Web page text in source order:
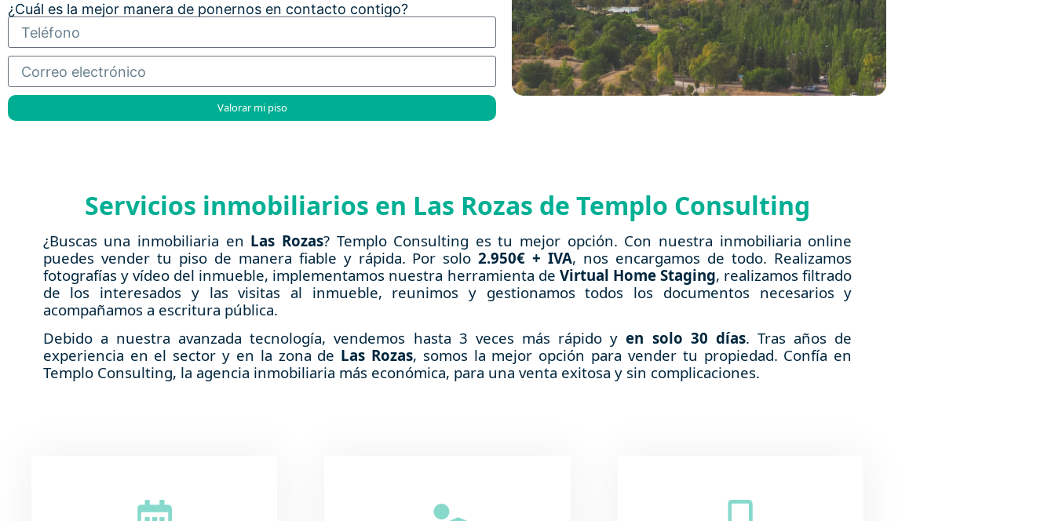
¿Cuál es la mejor manera de ponernos en contacto contigo?
Valorar mi piso
Servicios inmobiliarios en Las Rozas de Templo Consulting
¿Buscas una inmobiliaria en Las Rozas? Templo Consulting es tu mejor opción. Con nuestra inmobiliaria online
puedes vender tu piso de manera fiable y rápida. Por solo2.950€ + IVA, nos encargamos de todo. Realizamos
fotografías y vídeo del inmueble, implementamos nuestra herramienta de Virtual Home Staging, realizamos filtrado
de los interesados y las visitas al inmueble, reunimos y gestionamos todos los documentos necesarios y
acompañamos a escritura pública.
Debido a nuestra avanzada tecnología, vendemos hasta 3 veces más rápido yen solo 30 días. Tras años de
experiencia en el sector y en la zona de Las Rozas, somos la mejor opción para vender tu propiedad. Confía en
Templo Consulting, la agencia inmobiliaria más económica, para una venta exitosa y sin complicaciones.